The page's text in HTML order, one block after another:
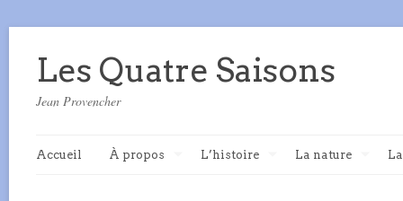
Les Quatre Saisons
Jean Provencher
Accueil À propos L’histoire La nature